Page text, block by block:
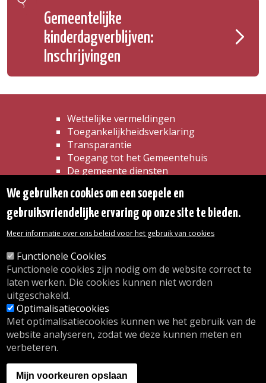
Gemeentelijke
kinderdagverblijven:
Inschrijvingen
Wettelijke vermeldingen
Toegankelijkheidsverklaring
Transparantie
Toegang tot het Gemeentehuis
De gemeente diensten
Contact
© 2026 Gemeente Oudergem
Tel. :02/676.48.11.
Inschrijving kinderdagverblijf
wij.oudergem.be
Naschoolse activiteiten
A website byOrange Business
We gebruiken cookies om een soepele en
gebruiksvriendelijke ervaring op onze site te bieden.
Meer informatie over ons beleid voor het gebruik van cookies
Functionele Cookies
Functionele cookies zijn nodig om de website correct te
laten werken. Die cookies kunnen niet worden
uitgeschakeld.
Optimalisatiecookies
Met optimalisatiecookies kunnen we het gebruik van de
website analyseren, zodat we deze kunnen meten en
verbeteren.
Mijn voorkeuren opslaan